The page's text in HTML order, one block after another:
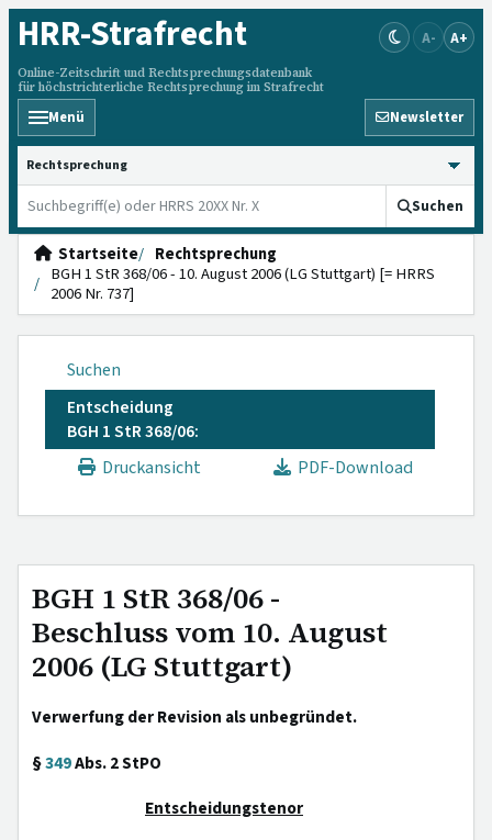
HRR-Strafrecht
Online-Zeitschrift und Rechtsprechungsdatenbank
für höchstrichterliche Rechtsprechung im Strafrecht
A- A+
Menü Newsletter
HRRS durchsuchen
Suchen
Startseite
Rechtsprechung
BGH 1 StR 368/06 - 10. August 2006 (LG Stuttgart) [= HRRS
2006 Nr. 737]
Suchen
Entscheidung
BGH 1 StR 368/06:
Druckansicht
PDF-Download
BGH 1 StR 368/06 -
Beschluss vom 10. August
2006 (LG Stuttgart)
Verwerfung der Revision als unbegründet.
§349Abs. 2 StPO
Entscheidungstenor